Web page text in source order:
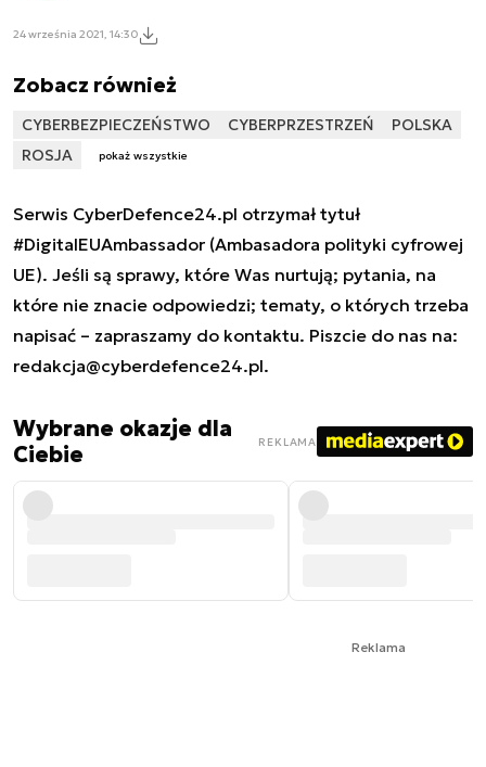
24 września 2021, 14:30
Zobacz również
CYBERBEZPIECZEŃSTWO CYBERPRZESTRZEŃ
POLSKA
ROSJA
pokaż wszystkie
Serwis CyberDefence24.pl otrzymał tytuł
#DigitalEUAmbassador (Ambasadora polityki cyfrowej
UE). Jeśli są sprawy, które Was nurtują; pytania, na
które nie znacie odpowiedzi; tematy, o których trzeba
napisać – zapraszamy do kontaktu. Piszcie do nas na:
redakcja@cyberdefence24.pl.
Wybrane okazje dla
Ciebie
REKLAMA
Reklama